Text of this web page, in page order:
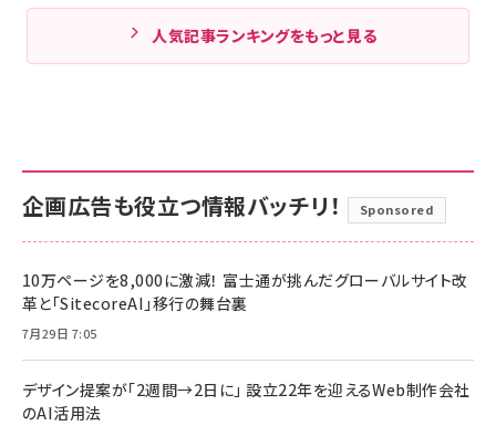
人気記事ランキングをもっと見る
企画広告も役立つ情報バッチリ！ Sponsored
10万ページを8,000に激減！ 富士通が挑んだグローバルサイト改
革と「SitecoreAI」移行の舞台裏
7月29日 7:05
デザイン提案が「2週間→2日に」 設立22年を迎えるWeb制作会社
のAI活用法